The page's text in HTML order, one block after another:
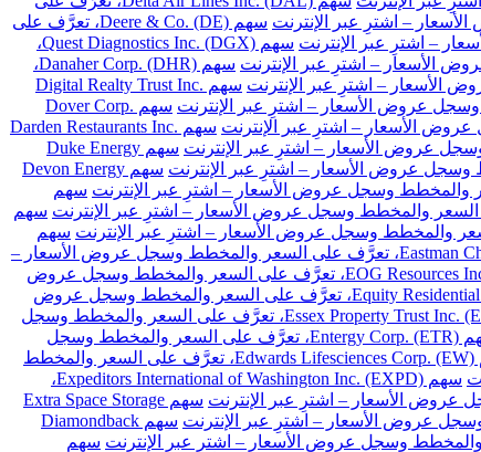
سهم Deere & Co. (DE)، تعرَّف على
سهم Quest Diagnostics Inc. (DGX)،
سهم Danaher Corp. (DHR)،
سهم Digital Realty Trust Inc.
سهم Dover Corp.
سهم Darden Restaurants Inc.
سهم Duke Energy
سهم Devon Energy
سهم
سهم
سهم
سهم Eastman Chemical Co. (EMN)، تعرَّف على السعر والمخطط وسجل عروض الأسعار –
سهم EOG Resources Inc. (EOG)، تعرَّف على السعر والمخطط وسجل عروض
سهم Equity Residential (EQR)، تعرَّف على السعر والمخطط وسجل عروض
سهم Essex Property Trust Inc. (ESS)، تعرَّف على السعر والمخطط وسجل
سهم Entergy Corp. (ETR)، تعرَّف على السعر والمخطط وسجل
سهم Edwards Lifesciences Corp. (EW)، تعرَّف على السعر والمخطط
سهم Expeditors International of Washington Inc. (EXPD)،
سهم Extra Space Storage
سهم Diamondback
سهم